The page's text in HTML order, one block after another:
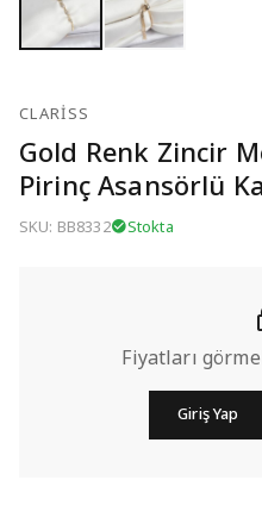
CLARISS
Gold Renk Zincir
Pirinç Asansörlü
SKU: BB8332 Stokta
Fiyatları
Giriş Yap